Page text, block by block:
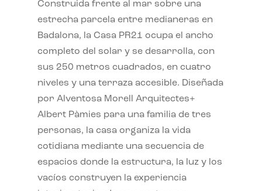
Construida frente al mar sobre una
estrecha parcela entre medianeras en
Badalona, la Casa PR21 ocupa el ancho
completo del solar y se desarrolla, con
sus 250 metros cuadrados, en cuatro
niveles y una terraza accesible. Diseñada
por Alventosa Morell Arquitectes+
Albert Pàmies para una familia de tres
personas, la casa organiza la vida
cotidiana mediante una secuencia de
espacios donde la estructura, la luz y los
vacíos construyen la experiencia